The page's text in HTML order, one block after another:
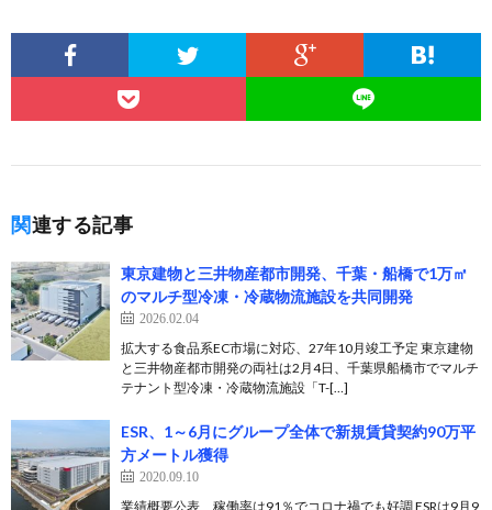
関連する記事
東京建物と三井物産都市開発、千葉・船橋で1万㎡
のマルチ型冷凍・冷蔵物流施設を共同開発
2026.02.04
拡大する食品系EC市場に対応、27年10月竣工予定 東京建物
と三井物産都市開発の両社は2月4日、千葉県船橋市でマルチ
テナント型冷凍・冷蔵物流施設「T-[…]
ESR、1～6月にグループ全体で新規賃貸契約90万平
方メートル獲得
2020.09.10
業績概要公表、稼働率は91％でコロナ禍でも好調 ESRは9月9